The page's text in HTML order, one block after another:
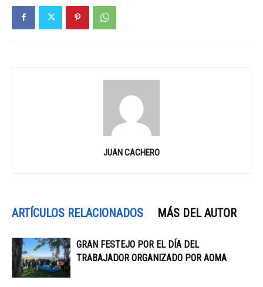
JUAN CACHERO
ARTÍCULOS RELACIONADOS MÁS DEL AUTOR
GRAN FESTEJO POR EL DÍA DEL
TRABAJADOR ORGANIZADO POR AOMA